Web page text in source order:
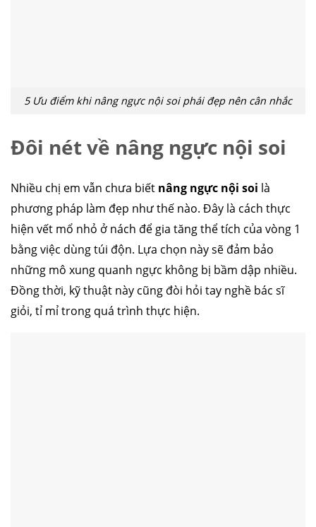
5 Ưu điểm khi nâng ngực nội soi phái đẹp nên cân nhắc
Đôi nét về nâng ngực nội soi
Nhiều chị em vẫn chưa biết nâng ngực nội soi là
phương pháp làm đẹp như thế nào. Đây là cách thực
hiện vết mổ nhỏ ở nách để gia tăng thể tích của vòng 1
bằng việc dùng túi độn. Lựa chọn này sẽ đảm bảo
những mô xung quanh ngực không bị bầm dập nhiều.
Đồng thời, kỹ thuật này cũng đòi hỏi tay nghề bác sĩ
giỏi, tỉ mỉ trong quá trình thực hiện.